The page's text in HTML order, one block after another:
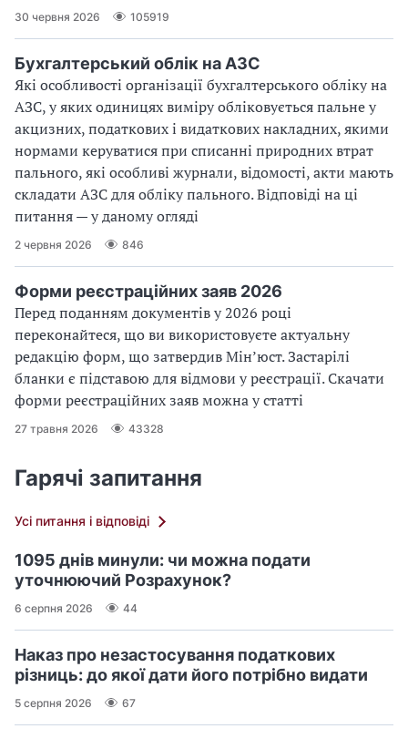
30 червня 2026 105919
Бухгалтерський облік на АЗС
Які особливості організації бухгалтерського обліку на
АЗС, у яких одиницях виміру обліковується пальне у
акцизних, податкових і видаткових накладних, якими
нормами керуватися при списанні природних втрат
пального, які особливі журнали, відомості, акти мають
складати АЗС для обліку пального. Відповіді на ці
питання — у даному огляді
2 червня 2026 846
Форми реєстраційних заяв 2026
Перед поданням документів у 2026 році
переконайтеся, що ви використовуєте актуальну
редакцію форм, що затвердив Мін’юст. Застарілі
бланки є підставою для відмови у реєстрації. Скачати
форми реєстраційних заяв можна у статті
27 травня 2026 43328
Гарячі запитання
Усі питання і відповіді
1095 днів минули: чи можна подати
уточнюючий Розрахунок?
6 серпня 2026 44
Наказ про незастосування податкових
різниць: до якої дати його потрібно видати
5 серпня 2026 67